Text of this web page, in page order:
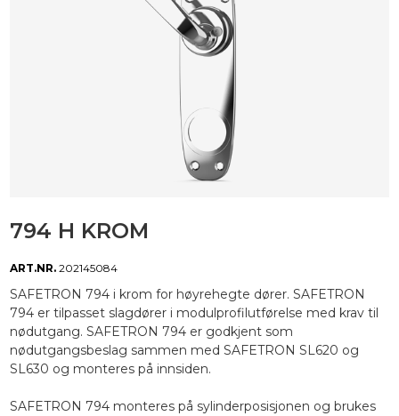
794 H KROM
ART.NR. 202145084
SAFETRON 794 i krom for høyrehegte dører. SAFETRON
794 er tilpasset slagdører i modulprofilutførelse med krav til
nødutgang. SAFETRON 794 er godkjent som
nødutgangsbeslag sammen med SAFETRON SL620 og
SL630 og monteres på innsiden.
SAFETRON 794 monteres på sylinderposisjonen og brukes